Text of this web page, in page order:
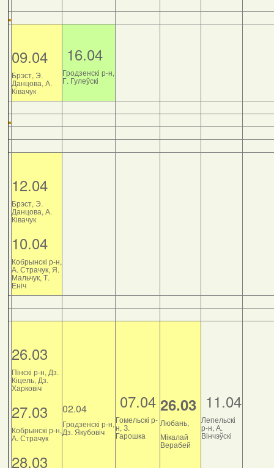
09.04
Брэст, Э.
Данцова, А.
Ківачук
16.04
Гродзенскі р-н,
Г. Гулеўскі
12.04
Брэст, Э.
Данцова, А.
Ківачук
10.04
Кобрынскі р-н,
А. Страчук, Я.
Мальчук, Т.
Еніч
26.03
Пінскі р-н, Дз.
Кіцель, Дз.
Харковіч
27.03
Кобрынскі р-н,
А. Страчук
28.03
02.04
Гродзенскі р-н,
Дз. Якубовіч
07.04
Гомельскі р-
н, З.
Гарошка
26.03
Любань,
Мікалай
Верабей
11.04
Лепельскі
р-н, А.
Вінчэўскі